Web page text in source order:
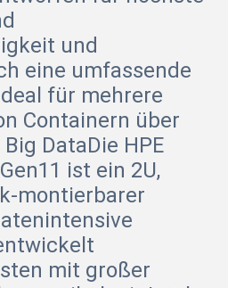
und
eine umfassende
für mehrere
Containern über
DataDie HPE
ist ein 2U,
montierbarer
mit großer